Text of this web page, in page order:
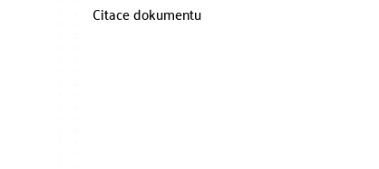
Citace dokumentu